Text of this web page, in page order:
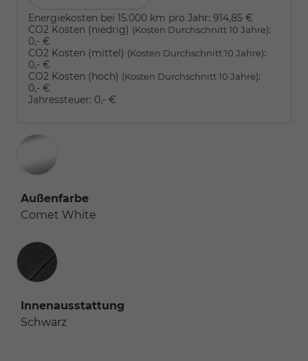
Energiekosten bei 15.000 km pro Jahr: 914,85 €
CO2 Kosten (niedrig) (Kosten Durchschnitt 10 Jahre):
0,- €
CO2 Kosten (mittel) (Kosten Durchschnitt 10 Jahre):
0,- €
CO2 Kosten (hoch) (Kosten Durchschnitt 10 Jahre):
0,- €
Jahressteuer: 0,- €
Außenfarbe
Comet White
Innenausstattung
Innenausstattung
Schwarz